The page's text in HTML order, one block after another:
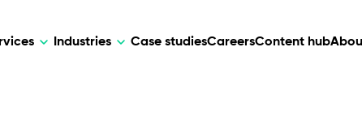
Industries Case studiesCareersContent hub